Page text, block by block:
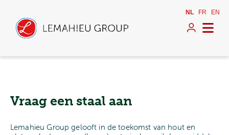
NL FR EN
Vraag een staal aan
Lemahieu Group gelooft in de toekomst van hout en